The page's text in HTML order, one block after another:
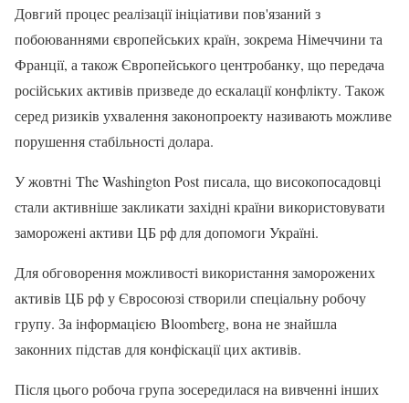
Довгий процес реалізації ініціативи пов'язаний з
побоюваннями європейських країн, зокрема Німеччини та
Франції, а також Європейського центробанку, що передача
російських активів призведе до ескалації конфлікту. Також
серед ризиків ухвалення законопроекту називають можливе
порушення стабільності долара.
У жовтні The Washington Post писала, що високопосадовці
стали активніше закликати західні країни використовувати
заморожені активи ЦБ рф для допомоги Україні.
Для обговорення можливості використання заморожених
активів ЦБ рф у Євросоюзі створили спеціальну робочу
групу. За інформацією Bloomberg, вона не знайшла
законних підстав для конфіскації цих активів.
Після цього робоча група зосередилася на вивченні інших